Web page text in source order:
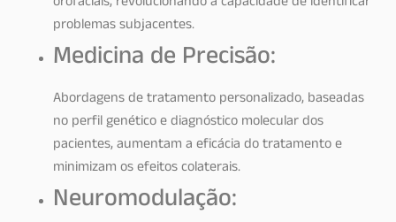
problemas subjacentes.
Medicina de Precisão:
Abordagens de tratamento personalizado, baseadas
no perfil genético e diagnóstico molecular dos
pacientes, aumentam a eficácia do tratamento e
minimizam os efeitos colaterais.
Neuromodulação: